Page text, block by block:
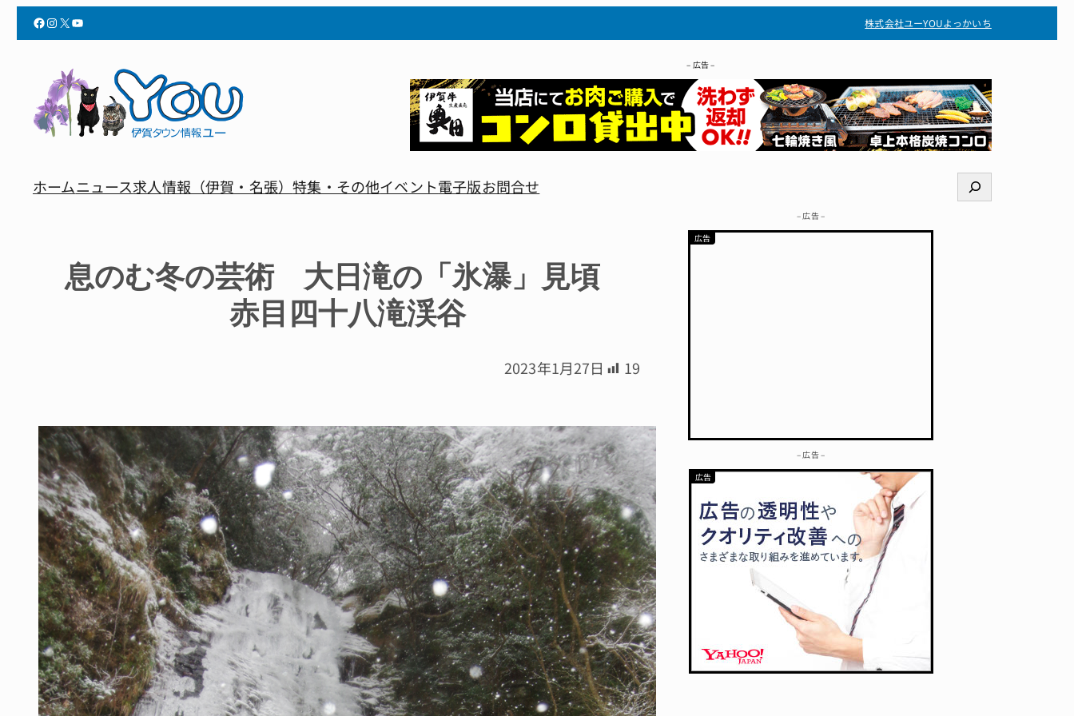
Facebook InstagramX YouTube 株式会社ユーYOUよっかいち
– 広告 –
ホームニュース求人情報（伊賀・名張）特集・その他イベント電子版お問合せ
検
索
息のむ冬の芸術 大日滝の「氷瀑」見頃
赤目四十八滝渓谷
2023年1月27日 19
– 広告 –
– 広告 –